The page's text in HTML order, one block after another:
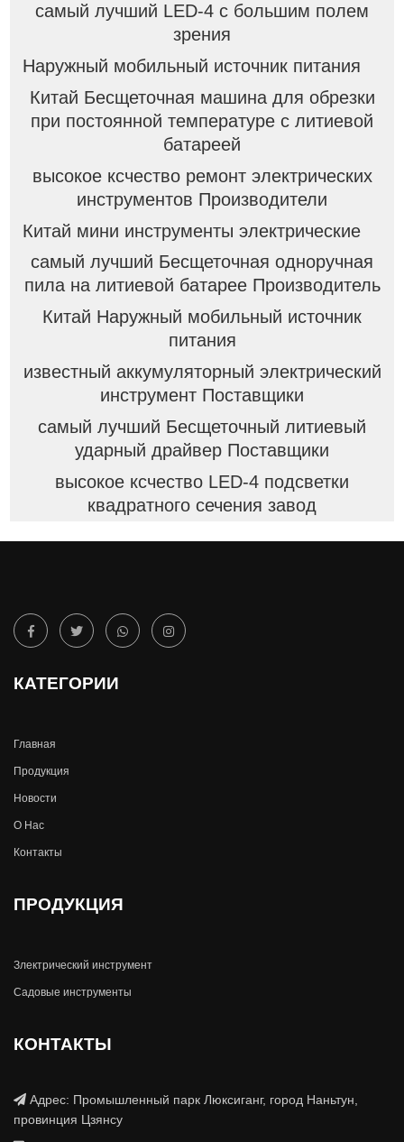
самый лучший LED-4 с большим полем
зрения
Наружный мобильный источник питания
Китай Бесщеточная машина для обрезки
при постоянной температуре с литиевой
батареей
высокое ксчество ремонт электрических
инструментов Производители
Китай мини инструменты электрические
самый лучший Бесщеточная одноручная
пила на литиевой батарее Производитель
Китай Наружный мобильный источник
питания
известный аккумуляторный электрический
инструмент Поставщики
самый лучший Бесщеточный литиевый
ударный драйвер Поставщики
высокое ксчество LED-4 подсветки
квадратного сечения завод
КАТЕГОРИИ
Главная
Продукция
Новости
О Hас
Контакты
ПРОДУКЦИЯ
Злектрический инструмент
Садовые инструменты
КОНТАКТЫ
Адрес: Промышленный парк Люксиганг, город Наньтун,
провинция Цзянсу